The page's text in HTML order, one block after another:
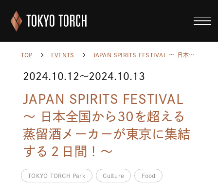
TOP EVENTS JAPAN SPIRITS FESTIVAL 〜 日本全国から30を超える蒸留酒メーカーが東京に集結する２日間！～
2024.10.12〜2024.10.13
JAPAN SPIRITS FESTIVAL
〜 日本全国から30を超える
蒸留酒メーカーが東京に集結
する２日間！～
TOKYO TORCH Park Culture Food